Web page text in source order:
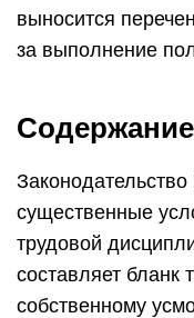
выносится
за выполнение
существенные
трудовой
составляет бланк
собственному